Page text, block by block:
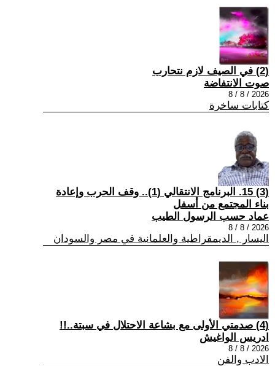
(2) في الصيف لازم نتحارب
صوت الانتفاضة
2026 / 8 / 8
كتابات ساخرة
(3) 15. البرنامج الانتقالي (1).. وقف الحرب وإعادة
بناء المجتمع من أسفل
عماد حسب الرسول الطيب
2026 / 8 / 8
اليسار , الديمقراطية والعلمانية في مصر والسودان
(4) صدمتي الأولى مع بشاعة الاحتلال في سبتة..!!
ادريس الواغيش
2026 / 8 / 8
الادب والفن